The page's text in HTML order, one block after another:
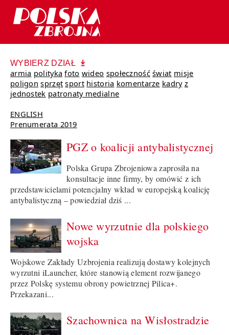
WYBIERZ DZIAŁ
armia polityka foto wideo społeczność świat misje
poligon sprzęt sport historia komentarze kadry z
jednostek patronaty medialne
ENGLISH
Prenumerata 2019
PGZ o koalicji antybalistycznej
Polska Grupa Zbrojeniowa zaprosiła na
konsultacje inne firmy, by omówić z ich
przedstawicielami potencjalny wkład w europejską koalicję
antybalistyczną – powiedział dziś ...
Nowe wyrzutnie dla polskiego
wojska
Wojskowe Zakłady Uzbrojenia realizują dostawy kolejnych
wyrzutni iLauncher, które stanowią element rozwijanego
przez Polskę systemu obrony powietrznej Pilica+.
Przekazani...
Szachownica na Wisłostradzie